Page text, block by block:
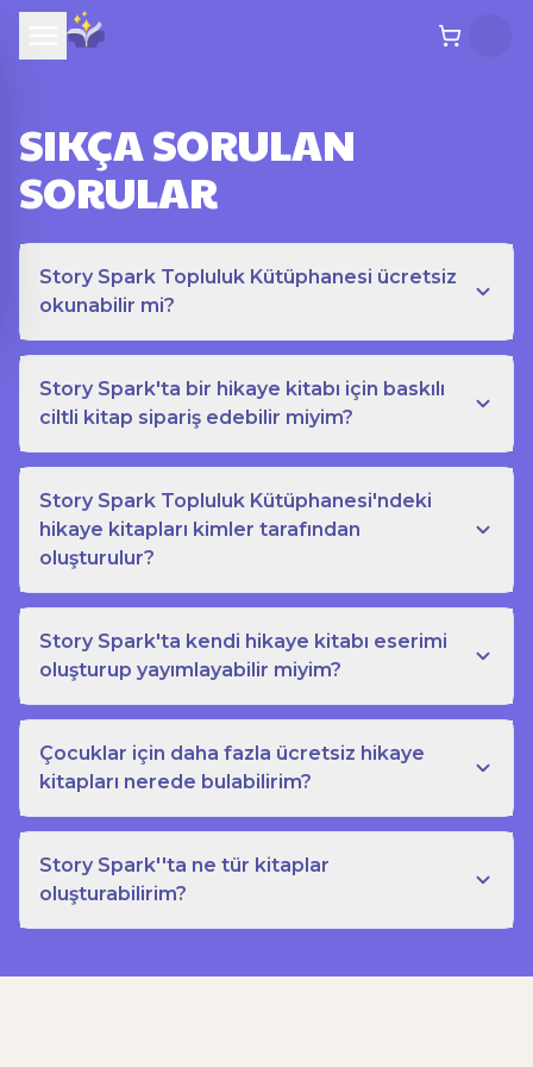
SIKÇA SORULAN
SORULAR
Story Spark Topluluk Kütüphanesi ücretsiz
okunabilir mi?
Story Spark'ta bir hikaye kitabı için baskılı
ciltli kitap sipariş edebilir miyim?
Story Spark Topluluk Kütüphanesi'ndeki
hikaye kitapları kimler tarafından
oluşturulur?
Story Spark'ta kendi hikaye kitabı eserimi
oluşturup yayımlayabilir miyim?
Çocuklar için daha fazla ücretsiz hikaye
kitapları nerede bulabilirim?
Story Spark''ta ne tür kitaplar
oluşturabilirim?